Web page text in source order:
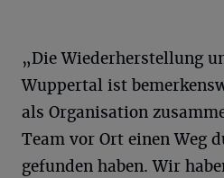
„Die Wiederherstellung
Wuppertal ist
als Organisation
Team vor Ort einen Weg
gefunden haben. Wir